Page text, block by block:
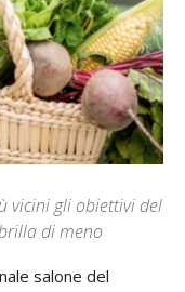
vicini gli obiettivi del
di meno
salone del